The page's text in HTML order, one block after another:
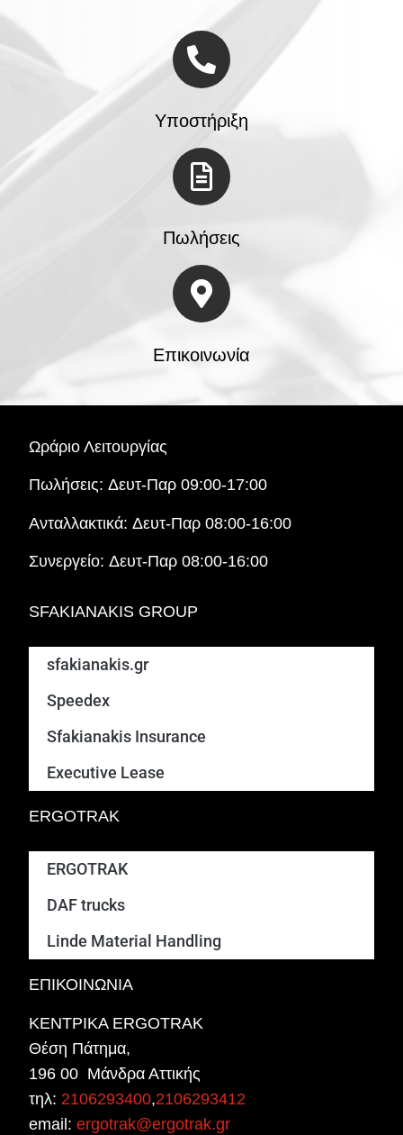
Υποστήριξη
Πωλήσεις
Επικοινωνία
Ωράριο Λειτουργίας
Πωλήσεις:Δευτ-Παρ 09:00-17:00
Ανταλλακτικά:Δευτ-Παρ 08:00-16:00
Συνεργείο:Δευτ-Παρ 08:00-16:00
SFAKIANAKIS GROUP
sfakianakis.gr
Speedex
Sfakianakis Insurance
Executive Lease
ERGOTRAK
ERGOTRAK
DAF trucks
Linde Material Handling
ΕΠΙΚΟΙΝΩΝΙΑ
ΚΕΝΤΡΙΚΑ ERGOTRAK
Θέση Πάτημα,
196 00 Μάνδρα Αττικής
τηλ: 2106293400,2106293412
email:ergotrak@ergotrak.gr